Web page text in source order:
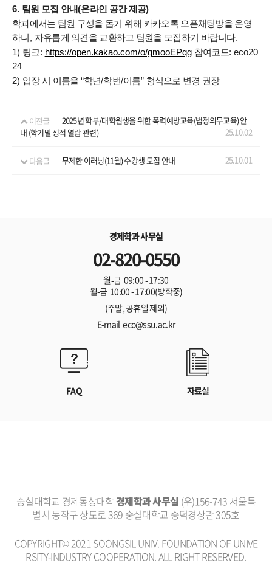
6. 팀원 모집 안내(온라인 공간 제공)
학과에서는 팀원 구성을 돕기 위해 카카오톡 오픈채팅방을 운영
하니 , 자유롭게 의견을 교환하고 팀원을 모집하기 바랍니다.
1) 링크: https://open.kakao.com/o/gmooEPqg 참여코드: eco20
24
2) 입장 시 이름을 “학년/학번/이름” 형식으로 변경 권장
이전글
2025년 학부/대학원생을 위한 폭력예방교육(법정의무교육) 안
내 (학기말 성적 열람 관련)
25.10.02
다음글 무제한 이러닝(11월) 수강생 모집 안내 25.10.01
경제학과 사무실
02-820-0550
월-금 09:00 - 17:30
월-금 10:00 - 17:00(방학중)
(주말, 공휴일 제외)
E-mail eco@ssu.ac.kr
FAQ 자료실
숭실대학교 경제통상대학 경제학과 사무실 (우)156-743 서울특
별시 동작구 상도로 369 숭실대학교 숭덕경상관 305호
COPYRIGHT© 2021 SOONGSIL UNIV. FOUNDATION OF UNIVE
RSITY-INDUSTRY COOPERATION. ALL RIGHT RESERVED.